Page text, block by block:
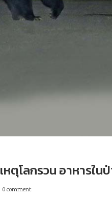
ตุโลกรวน อาหารใน
0 comment